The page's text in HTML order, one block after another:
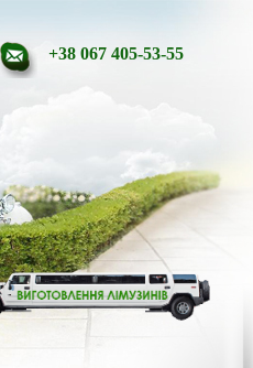
+38 067 405-53-55